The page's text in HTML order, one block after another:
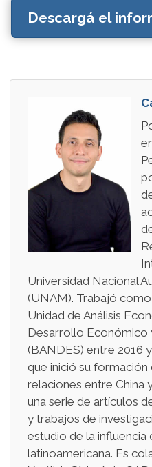
Descargá el
Universidad Nacional
(UNAM). Trabajó
Unidad de Análisis
Desarrollo Económico
(BANDES) entre 2016
que inició su
relaciones entre China
una serie de artículos
y trabajos de
estudio de la influencia
latinoamericana. Es